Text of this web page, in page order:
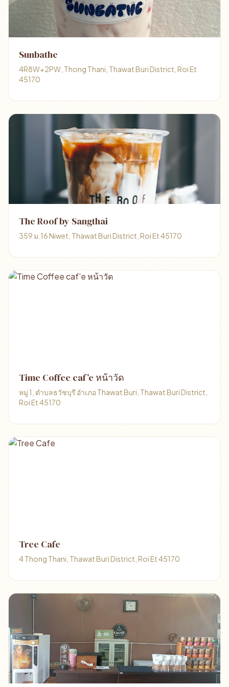
Sunbathe
4R8W+2PW, Thong Thani, Thawat Buri District, Roi Et
45170
The Roof by Sangthai
359 ม.16 Niwet, Thawat Buri District, Roi Et 45170
Time Coffee caf’e หน้าวัด
หมู่ 1, ตําบลธวัชบุรี อําเภอ Thawat Buri, Thawat Buri District,
Roi Et 45170
Tree Cafe
4 Thong Thani, Thawat Buri District, Roi Et 45170